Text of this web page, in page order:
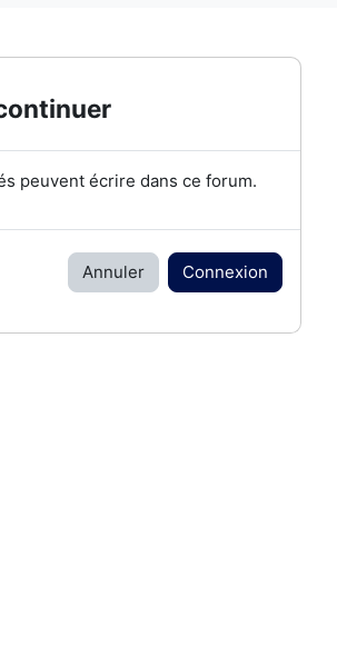
peuvent écrire dans ce forum.
Annuler Connexion